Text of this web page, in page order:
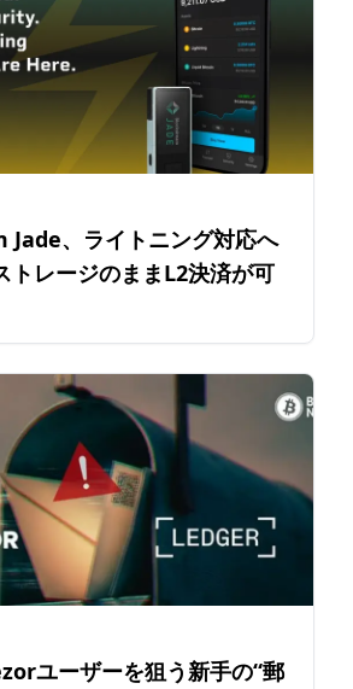
、ライトニング対応へ
レージのままL2決済が可
ユーザーを狙う新手の“郵